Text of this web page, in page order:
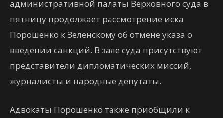
административной палаты Верховного суда в
пятницу продолжает рассмотрение иска
Порошенко к Зеленскому об отмене указа о
введении санкций. В зале суда присутствуют
представители дипломатических миссий,
журналисты и народные депутаты.
Адвокаты Порошенко также приобщили к